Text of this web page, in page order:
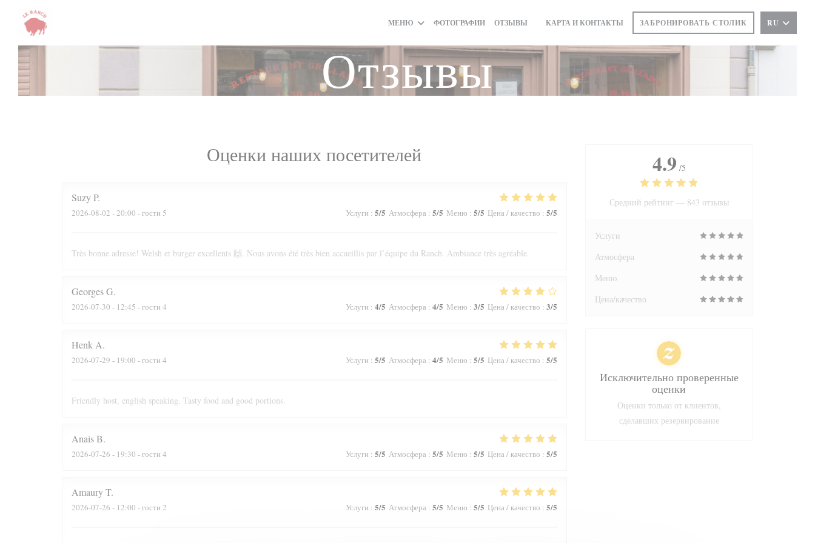
Панель управления cookies
МЕНЮ ФОТОГРАФИИ ОТЗЫВЫ
((ОТКРЫВАЕТСЯ В НОВОМ ОКНЕ))
КАРТА И КОНТАКТЫ ЗАБРОНИРОВАТЬ СТОЛИК RU
Отзывы
Оценки наших посетителей
SuzyP
2026-08-02 - 20:00 - гости 5 Услуги : 5/5 Атмосфера : 5/5 Меню : 5/5 Цена / качество : 5/5
Très bonne adresse! Welsh et burger excellents 🙌. Nous avons été très bien accueillis par l’équipe du Ranch. Ambiance très agréable.
GeorgesG
2026-07-30 - 12:45 - гости 4 Услуги : 4/5 Атмосфера : 4/5 Меню : 3/5 Цена / качество : 3/5
Henk A
2026-07-29 - 19:00 - гости 4 Услуги : 5/5 Атмосфера : 4/5 Меню : 5/5 Цена / качество : 5/5
Friendly host, english speaking. Tasty food and good portions.
AnaisB
2026-07-26 - 19:30 - гости 4 Услуги : 5/5 Атмосфера : 5/5 Меню : 5/5 Цена / качество : 5/5
AmauryT
2026-07-26 - 12:00 - гости 2 Услуги : 5/5 Атмосфера : 5/5 Меню : 5/5 Цена / качество : 5/5
4.9 /5
Средний рейтинг — 843 отзывы
Услуги
Атмосфера
Меню
Цена/качество
Исключительно проверенные
оценки
Оценки только от клиентов,
сделавших резервирование